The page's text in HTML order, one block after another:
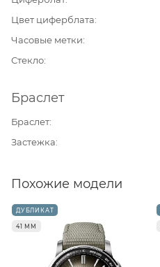
Цвет циферблата
Часовые метки
Стекло
Браслет
Браслет
Застежка
Похожие модели
ДУБЛИКАТ
41 ММ